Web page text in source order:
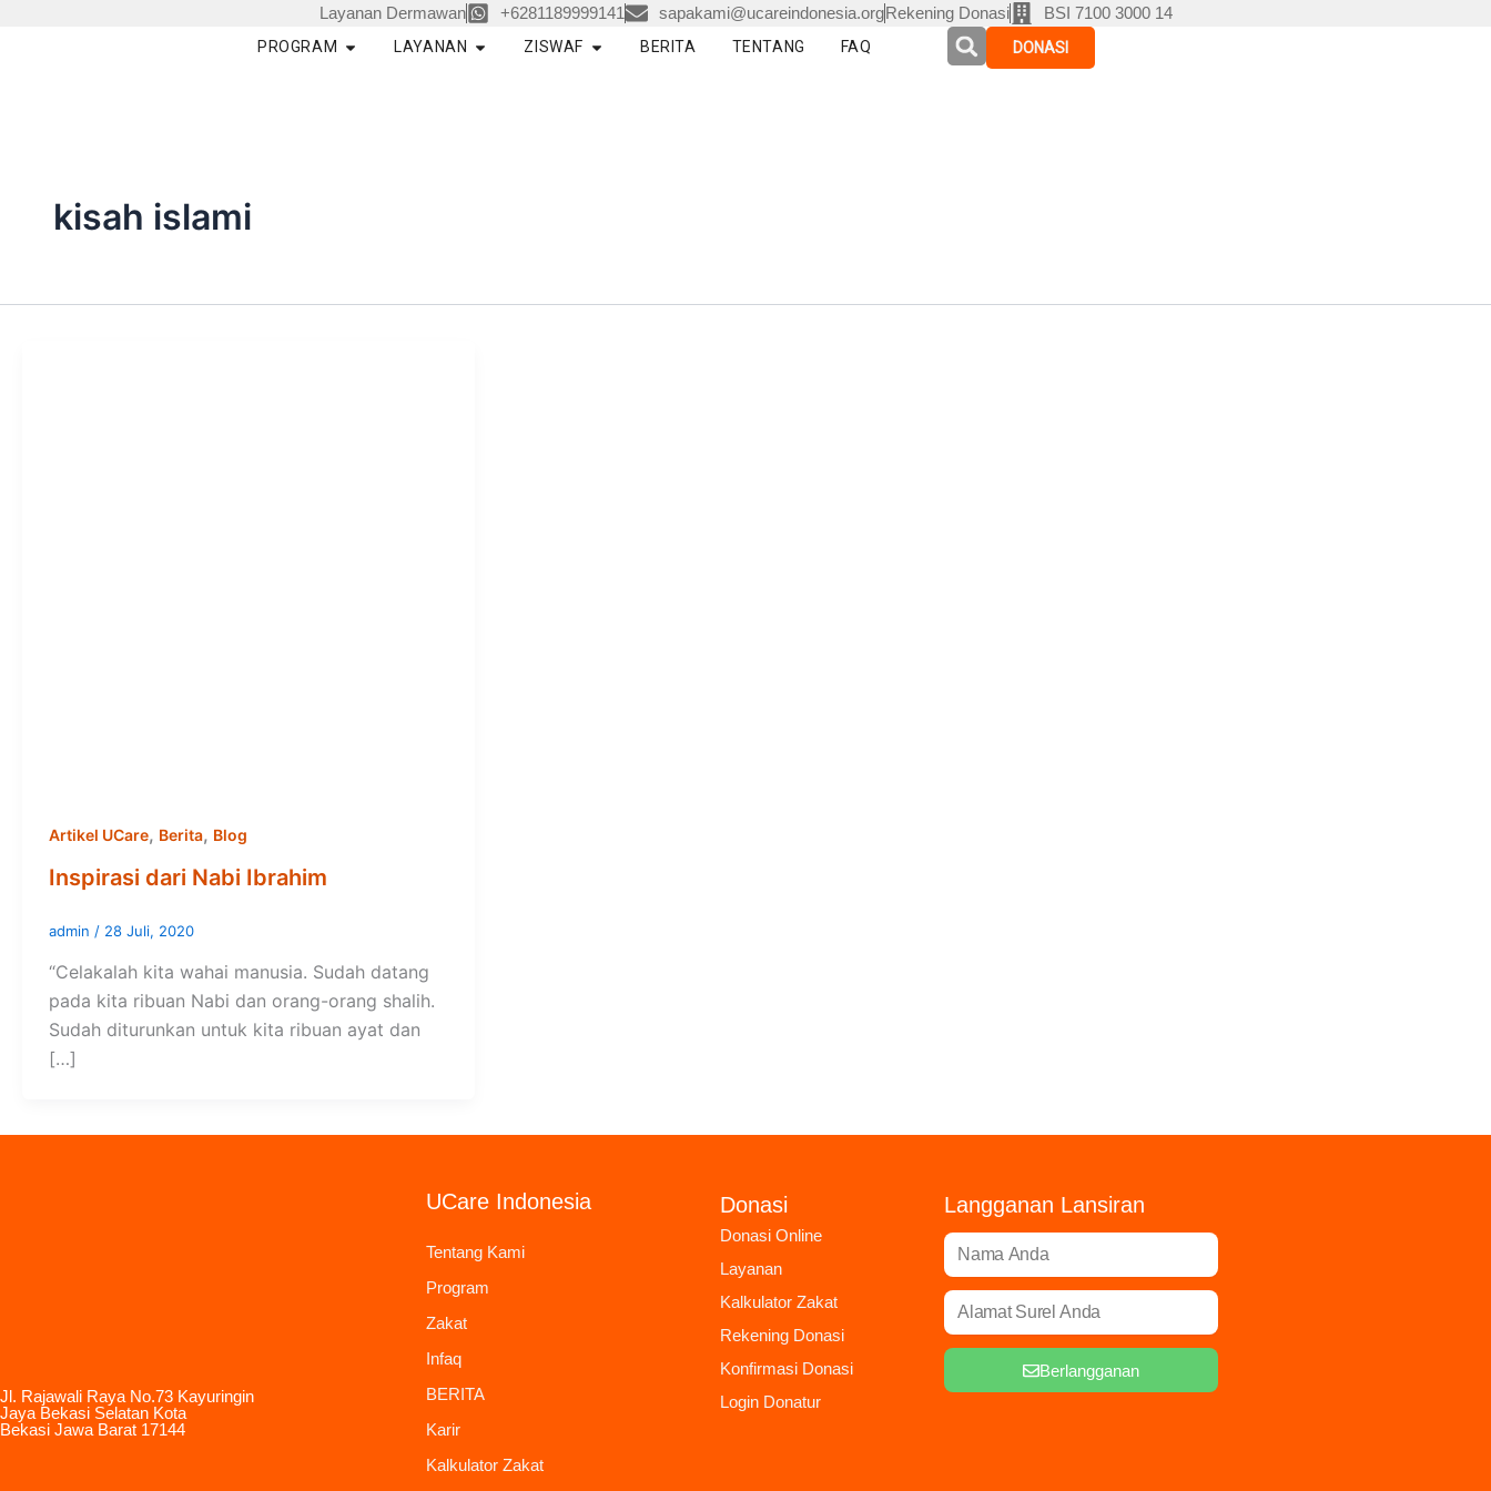
Layanan Dermawan +6281189999141 sapakami@ucareindonesia.orgRekening Donasi BSI 7100 3000 14
PROGRAM Open PROGRAM
LAYANAN Open LAYANAN
ZISWAF Open ZISWAF
BERITA TENTANG FAQ DONASI
kisah islami
Artikel UCare, Berita, Blog
Inspirasi dari Nabi Ibrahim
admin / 28 Juli, 2020
“Celakalah kita wahai manusia. Sudah datang
pada kita ribuan Nabi dan orang-orang shalih.
Sudah diturunkan untuk kita ribuan ayat dan
[…]
Jl. Rajawali Raya No.73 Kayuringin
Jaya Bekasi Selatan Kota
Bekasi Jawa Barat 17144
UCare Indonesia
Tentang Kami
Program
Zakat
Infaq
BERITA
Karir
Kalkulator Zakat
Donasi
Donasi Online
Layanan
Kalkulator Zakat
Rekening Donasi
Konfirmasi Donasi
Login Donatur
Langganan Lansiran
Berlangganan